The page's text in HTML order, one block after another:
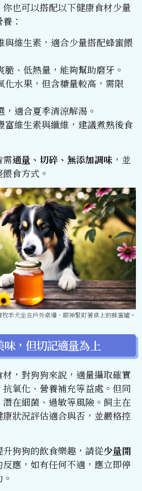
也可以搭配以下健康食材少量
：
與維生素，適合少量搭配蜂蜜餵
脆、低熱量，能夠幫助磨牙。
化水果，但含糖量較高，需限
，適合夏季清涼解渴。
富維生素與纖維，建議煮熟後食
需適量、切碎、無添加調味 ，並
食方式。
牧羊犬坐在戶外桌邊，眼神緊盯著桌上的蜂蜜罐。
，但切記適量為上
，對狗狗來說，適量攝取確實
氧化、營養補充等益處。但同
在細菌、過敏等風險。飼主在
狀況評估適合與否，並嚴格控
狗狗的飲食樂趣，請從少量開
反應，如有任何不適，應立即停